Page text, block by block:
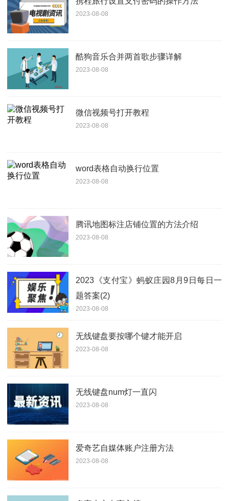
2023-08-08
酷狗音乐合并两首歌步骤详解
2023-08-08
微信视频号打开教程
2023-08-08
word表格自动换行位置
2023-08-08
腾讯地图标注店铺位置的方法介绍
2023-08-08
2023《支付宝》蚂蚁庄园8月9日每日一
题答案(2)
2023-08-08
无线键盘要按哪个键才能开启
2023-08-08
无线键盘num灯一直闪
2023-08-08
爱奇艺自媒体账户注册方法
2023-08-08